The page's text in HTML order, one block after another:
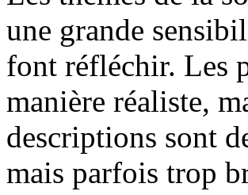
une grande
font réfléchir. Les
manière réaliste,
descriptions sont
mais parfois trop